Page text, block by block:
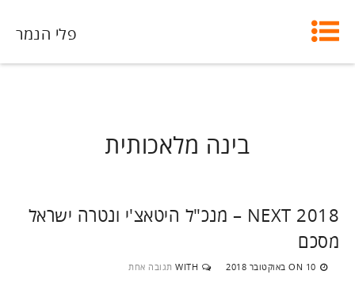
פלי הנמר
בינה מלאכותית
NEXT 2018 – מנכ"ל היטאצ'י ונטרה ישראל
מסכם
ON 10 באוקטובר 2018 WITH תגובה אחת